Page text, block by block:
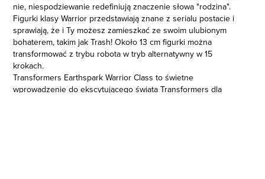
nie, niespodziewanie redefiniują znaczenie słowa "rodzina".
Figurki klasy Warrior przedstawiają znane z serialu postacie i
sprawiają, że i Ty możesz zamieszkać ze swoim ulubionym
bohaterem, takim jak Trash! Około 13 cm figurki można
transformować z trybu robota w tryb alternatywny w 15
krokach.
Transformers Earthspark Warrior Class to świetne
wprowadzenie do ekscytującego świata Transformers dla